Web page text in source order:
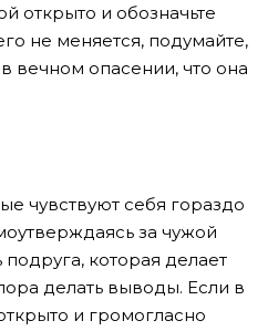
открыто и обозначьте
не меняется, подумайте,
вечном опасении, что она
чувствуют себя гораздо
за чужой
подруга, которая делает
делать выводы. Если в
и громогласно